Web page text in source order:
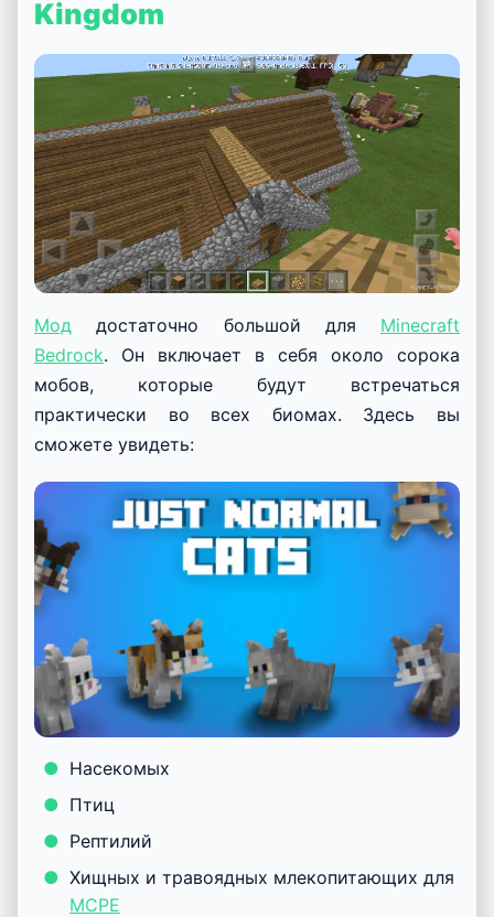
Kingdom
Мод достаточно большой для Minecraft
Bedrock. Он включает в себя около сорока
мобов, которые будут встречаться
практически во всех биомах. Здесь вы
сможете увидеть:
Насекомых
Птиц
Рептилий
Хищных и травоядных млекопитающих для
MCPE